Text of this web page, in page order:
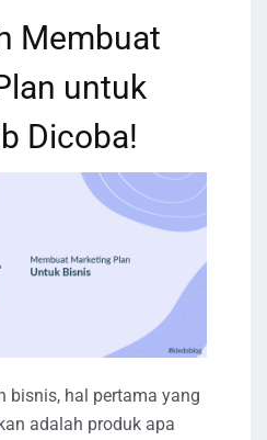
Membuat
untuk
Dicoba!
bisnis, hal pertama yang
adalah produk apa